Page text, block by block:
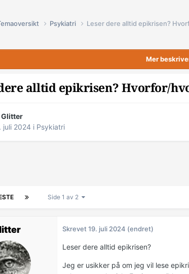
Psykiatri Leser dere alltid epikrisen?
Mer
alltid epikrisen? Hvorfor/
Glitter
juli 2024 i Psykiatri
Side 1 av 2
Skrevet19. juli 2024 (endret)
Leser dere alltid epikrisen?
Jeg er usikker på om jeg vil lese